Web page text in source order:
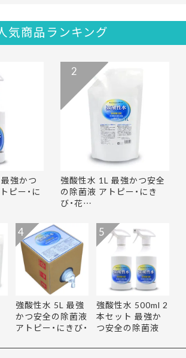
気商品ランキング
強かつ
ピー・に
強酸性水 1L 最強かつ安全
の除菌液 アトピー・にき
び・花…
2
強酸性水 5L 最強
かつ安全の除菌液
アトピー・にきび・
4
強酸性水 500ml 2
本セット 最強か
つ安全の除菌液
5